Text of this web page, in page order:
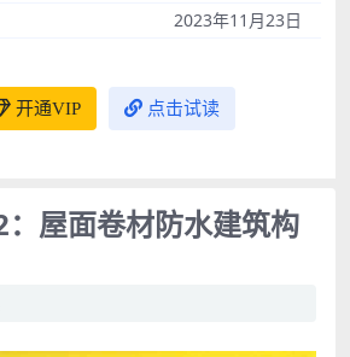
2023年11月23日
开通VIP 点击试读
屋面卷材防水建筑构